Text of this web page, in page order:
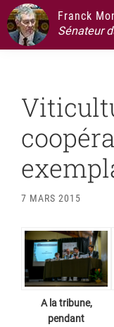
Passer
au
contenu
Passer
la
principale
Passer
au
pied
Franck
Sénateur
7 MARS 2015
A la tribune,
pendant